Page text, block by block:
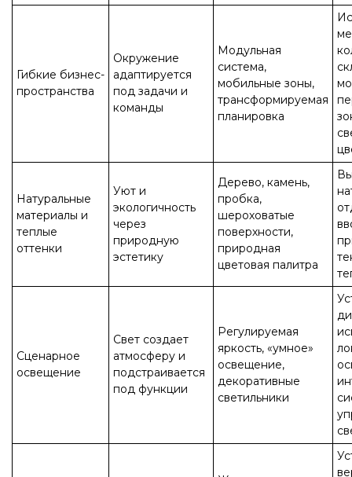
Гибкие бизнес-
пространства
Окружение
адаптируется
под задачи и
команды
Модульная
система,
мобильные зоны,
трансформируемая
планировка
Натуральные
материалы и
теплые
оттенки
Уют и
экологичность
через
природную
эстетику
Дерево, камень,
пробка,
шероховатые
поверхности,
природная
цветовая палитра
Сценарное
освещение
Свет создает
атмосферу и
подстраивается
под функции
Регулируемая
яркость, «умное»
освещение,
декоративные
светильники